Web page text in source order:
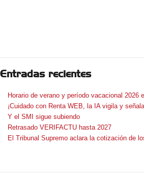
«paro»
a
presentar
la
declaración
del
Entradas recientes
Horario de verano y período vacacional
¡Cuidado con Renta WEB, la IA vigila y
Y el SMI sigue subiendo
Retrasado VERIFACTU hasta 2027
El Tribunal Supremo aclara la cotización de